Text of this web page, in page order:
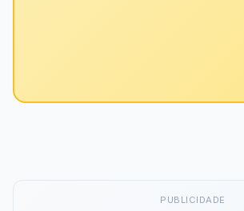
PUBLICIDADE